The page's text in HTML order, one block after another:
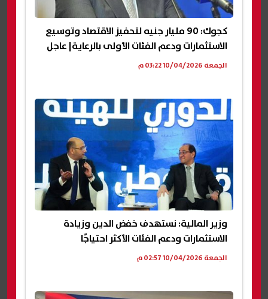
كجوك: 90 مليار جنيه لتحفيز الاقتصاد وتوسيع
الاستثمارات ودعم الفئات الأولى بالرعاية| عاجل
الجمعة 10/04/2026 03:22 م
وزير المالية: نستهدف خفض الدين وزيادة
الاستثمارات ودعم الفئات الأكثر احتياجًا
الجمعة 10/04/2026 02:57 م